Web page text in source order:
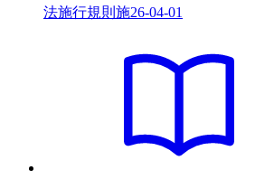
法施行規則 施26-04-01